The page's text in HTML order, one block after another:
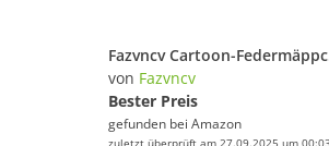
von Fazvncv
Bester Preis
gefunden bei Amazon
zuletzt überprüft am 27.09.2025 um